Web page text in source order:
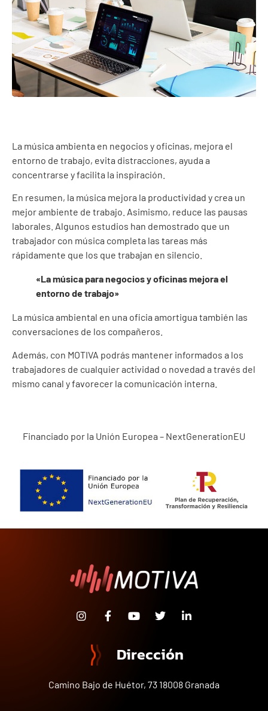
La música ambienta en negocios y oficinas, mejora el
entorno de trabajo, evita distracciones, ayuda a
concentrarse y facilita la inspiración.
En resumen, la música mejora la productividad y crea un
mejor ambiente de trabajo. Asimismo, reduce las pausas
laborales. Algunos estudios han demostrado que un
trabajador con música completa las tareas más
rápidamente que los que trabajan en silencio.
«La música para negocios y oficinas mejora el
entorno de trabajo»
La música ambiental en una oficia amortigua también las
conversaciones de los compañeros.
Además, con MOTIVA podrás mantener informados a los
trabajadores de cualquier actividad o novedad a través del
mismo canal y favorecer la comunicación interna.
Financiado por la Unión Europea – NextGenerationEU
Dirección
Camino Bajo de Huétor, 73 18008 Granada